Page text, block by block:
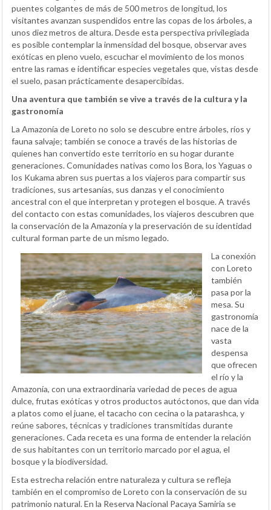
puentes colgantes de más de 500 metros de longitud, los
visitantes avanzan suspendidos entre las copas de los árboles, a
unos diez metros de altura. Desde esta perspectiva privilegiada
es posible contemplar la inmensidad del bosque, observar aves
exóticas en pleno vuelo, escuchar el movimiento de los monos
entre las ramas e identificar especies vegetales que, vistas desde
el suelo, pasan prácticamente desapercibidas.
Una aventura que también se vive a través de la cultura y la
gastronomía
La Amazonía de Loreto no solo se descubre entre árboles, ríos y
fauna salvaje; también se conoce a través de las historias de
quienes han convertido este territorio en su hogar durante
generaciones. Comunidades nativas como los Bora, los Yaguas o
los Kukama abren sus puertas a los viajeros para compartir sus
tradiciones, sus artesanías, sus danzas y el conocimiento
ancestral con el que interpretan y protegen el bosque. A través
del contacto con estas comunidades, los viajeros descubren que
la conservación de la Amazonía y la preservación de su identidad
cultural forman parte de un mismo legado.
La conexión
con Loreto
también
pasa por la
mesa. Su
gastronomía
nace de la
vasta
despensa
que ofrecen
el río y la
Amazonía, con una extraordinaria variedad de peces de agua
dulce, frutas exóticas y otros productos autóctonos, que dan vida
a platos como el juane, el tacacho con cecina o la patarashca, y
reúne sabores, técnicas y tradiciones transmitidas durante
generaciones. Cada receta es una forma de entender la relación
de sus habitantes con un territorio marcado por el agua, el
bosque y la biodiversidad.
Esta estrecha relación entre naturaleza y cultura se refleja
también en el compromiso de Loreto con la conservación de su
patrimonio natural. En la Reserva Nacional Pacaya Samiria se